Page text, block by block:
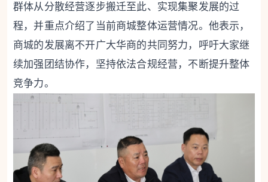
群体从分散经营逐步搬迁至此、实现集聚发展的过
程，并重点介绍了当前商城整体运营情况。他表示，
商城的发展离不开广大华商的共同努力，呼吁大家继
续加强团结协作，坚持依法合规经营，不断提升整体
竞争力。